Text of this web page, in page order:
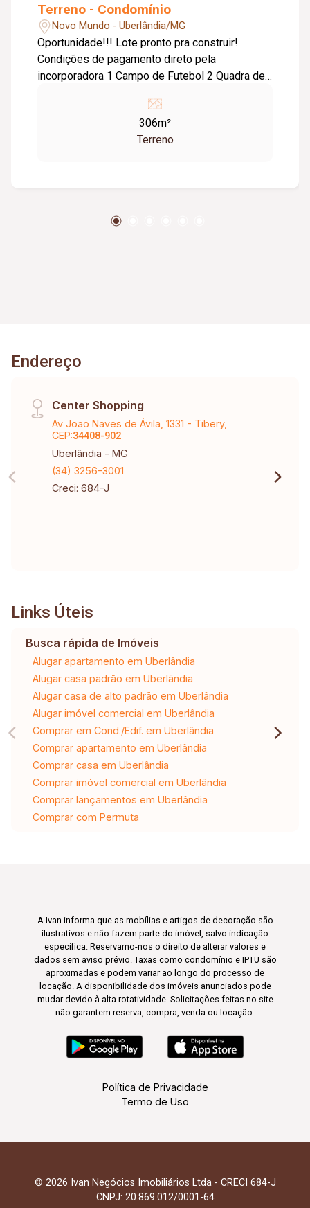
Terreno - Condomínio
Novo Mundo - Uberlândia/MG
Oportunidade!!! Lote pronto pra construir!
Condições de pagamento direto pela
incorporadora 1 Campo de Futebol 2 Quadra de
6 - Pergolado 7 Redário 8 Bosque com árvores
do cerrado e frutíferas 9 -Piscina Adulto
climatizada 10 Piscina Infantil climatizada e
Playground 1 5 Salão de Festas e Coworking 6
306m²
Terreno
Endereço
Center Shopping
Av Joao Naves de Ávila, 1331 - Tibery,
CEP:34408-902
Uberlândia - MG
(34) 3256-3001
Creci: 684-J
Links Úteis
Busca rápida de Imóveis
Alugar apartamento em Uberlândia
Alugar casa padrão em Uberlândia
Alugar casa de alto padrão em Uberlândia
Alugar imóvel comercial em Uberlândia
Comprar em Cond./Edif. em Uberlândia
Comprar apartamento em Uberlândia
Comprar casa em Uberlândia
Comprar imóvel comercial em Uberlândia
Comprar lançamentos em Uberlândia
Comprar com Permuta
A Ivan informa que as mobílias e artigos de decoração são
ilustrativos e não fazem parte do imóvel, salvo indicação
específica. Reservamo-nos o direito de alterar valores e
dados sem aviso prévio. Taxas como condomínio e IPTU são
aproximadas e podem variar ao longo do processo de
locação. A disponibilidade dos imóveis anunciados pode
mudar devido à alta rotatividade. Solicitações feitas no site
não garantem reserva, compra, venda ou locação.
Política de Privacidade
Termo de Uso
© 2026 Ivan Negócios Imobiliários Ltda - CRECI 684-J
CNPJ: 20.869.012/0001-64